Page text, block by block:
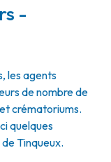
-
les agents
de nombre de
crématoriums.
quelques
Tinqueux.